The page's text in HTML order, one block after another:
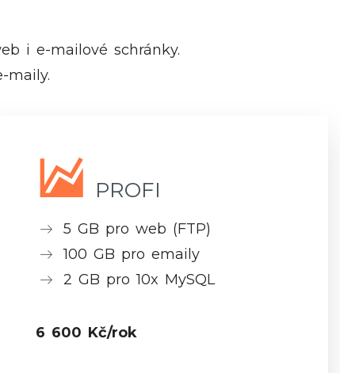
i e-mailové schránky.
maily.
PROFI
5 GB pro web (FTP)
100 GB pro emaily
2 GB pro 10x MySQL
6 600 Kč/rok